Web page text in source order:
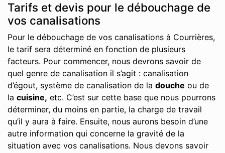
Tarifs et devis pour le débouchage de
vos canalisations
Pour le débouchage de vos canalisations à Courrières,
le tarif sera déterminé en fonction de plusieurs
facteurs. Pour commencer, nous devrons savoir de
quel genre de canalisation il s’agit : canalisation
d’égout, système de canalisation de la douche ou de
la cuisine, etc. C’est sur cette base que nous pourrons
déterminer, du moins en partie, la charge de travail
qu’il y aura à faire. Ensuite, nous aurons besoin d’une
autre information qui concerne la gravité de la
situation avec vos canalisations. Nous devons savoir